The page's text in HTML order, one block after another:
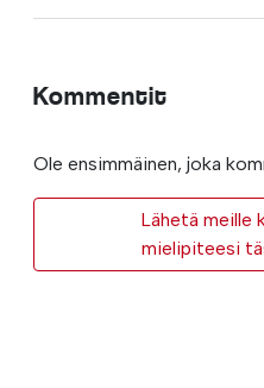
Kommentit
Ole ensimmäinen, joka
Lähetä meille
mielipiteesi